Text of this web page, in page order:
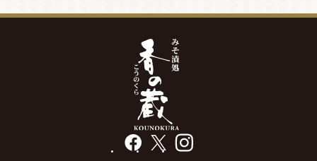
facebook instagram